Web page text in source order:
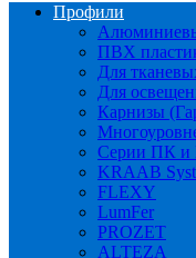
Профили
ПВХ
Для
Для
Карнизы
Серии ПК
KRAAB
FLEXY
LumFer
PROZET
ALTEZA